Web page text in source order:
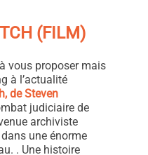
(FILM)
vous proposer mais
à l’actualité
de Steven
judiciaire de
archiviste
une énorme
. Une histoire